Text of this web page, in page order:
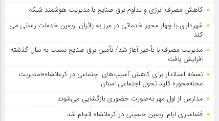
کاهش مصرف انرژی و تداوم برق صنایع با مدیریت هوشمند شبکه
شهرداری با چهار محور خدماتی در مرز به زائران اربعین خدمات رسانی می
کند
مدیریت مصرف با تأخیر آغاز شد/ تأمین برق صنایع نسبت به سال گذشته
افزایش یافت
نسخه استاندار برای کاهش آسیب‌های اجتماعی در کرمانشاه؛«مدیریت
محله‌محور» کلید تحول اجتماعی استان
مدارس از اول مهر به‌صورت حضوری بازگشایی می‌شوند
فضاسازی ایام اربعین حسینی در کرمانشاه انجام شد